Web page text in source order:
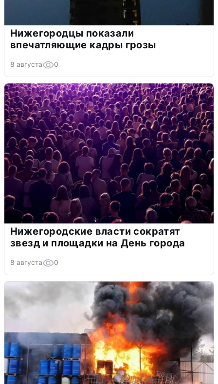
Нижегородцы показали
впечатляющие кадры грозы
8 августа 0
Нижегородские власти сократят
звезд и площадки на День города
8 августа 0